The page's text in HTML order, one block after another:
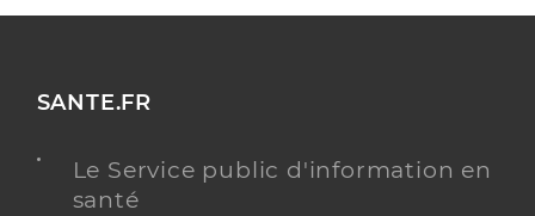
SANTE.FR
Le Service public d'information en
santé